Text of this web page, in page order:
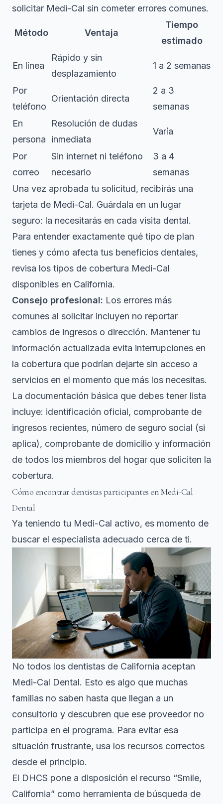
solicitar Medi-Cal sin cometer errores comunes.
Método Ventaja
Tiempo
estimado
En línea
Rápido y sin
desplazamiento
1 a 2 semanas
Por
teléfono
Orientación directa
2 a 3
semanas
En
persona
Resolución de dudas
inmediata
Varía
Por
correo
Sin internet ni teléfono
necesario
3 a 4
semanas
Una vez aprobada tu solicitud, recibirás una
tarjeta de Medi-Cal. Guárdala en un lugar
seguro: la necesitarás en cada visita dental.
Para entender exactamente qué tipo de plan
tienes y cómo afecta tus beneficios dentales,
revisa los tipos de cobertura Medi-Cal
disponibles en California.
Consejo profesional: Los errores más
comunes al solicitar incluyen no reportar
cambios de ingresos o dirección. Mantener tu
información actualizada evita interrupciones en
la cobertura que podrían dejarte sin acceso a
servicios en el momento que más los necesitas.
La documentación básica que debes tener lista
incluye: identificación oficial, comprobante de
ingresos recientes, número de seguro social (si
aplica), comprobante de domicilio y información
de todos los miembros del hogar que soliciten la
cobertura.
Cómo encontrar dentistas participantes en Medi-Cal
Dental
Ya teniendo tu Medi-Cal activo, es momento de
buscar el especialista adecuado cerca de ti.
No todos los dentistas de California aceptan
Medi-Cal Dental. Esto es algo que muchas
familias no saben hasta que llegan a un
consultorio y descubren que ese proveedor no
participa en el programa. Para evitar esa
situación frustrante, usa los recursos correctos
desde el principio.
El DHCS pone a disposición el recurso “Smile,
California” como herramienta de búsqueda de